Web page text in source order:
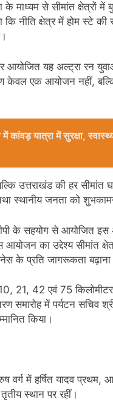
माध्यम से सीमांत क्षेत्रों में
कि नीति क्षेत्र में होम
आयोजित यह अल्ट्रा रन
केवल एक आयोजन नहीं,
कांवड़ यात्रा में सुरक्षा,
उत्तराखंड की हर
स्थानीय जनता को
के सहयोग से
का उद्देश्य सीमांत
के प्रति जागरूकता बढ़ाना
21, 42 एवं 75 किलोमीटर
समारोह में पर्यटन सचिव
किया।
में हर्षित यादव प्रथम,
तृतीय स्थान पर रहीं।